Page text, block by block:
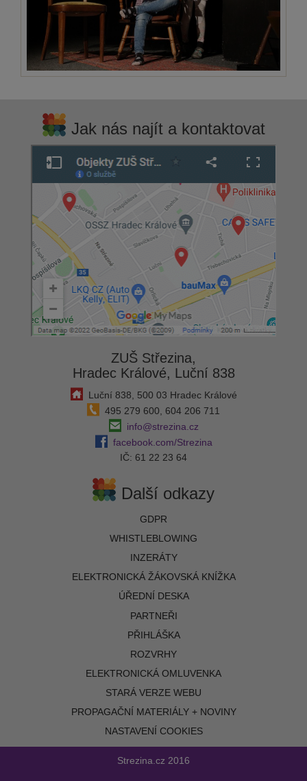
Jak nás najít a kontaktovat
ZUŠ Střezina,
Hradec Králové, Luční 838
Luční 838, 500 03 Hradec Králové
495 279 600, 604 206 711
info@strezina.cz
facebook.com/Strezina
IČ: 61 22 23 64
Další odkazy
GDPR
WHISTLEBLOWING
INZERÁTY
ELEKTRONICKÁ ŽÁKOVSKÁ KNÍŽKA
ÚŘEDNÍ DESKA
PARTNEŘI
PŘIHLÁŠKA
ROZVRHY
ELEKTRONICKÁ OMLUVENKA
STARÁ VERZE WEBU
PROPAGAČNÍ MATERIÁLY + NOVINY
NASTAVENÍ COOKIES
Strezina.cz 2016